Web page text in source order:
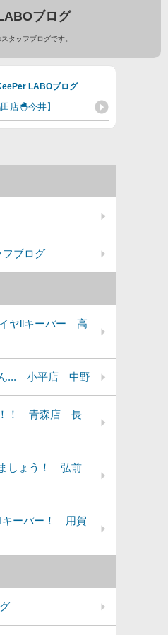
ブログ
タッフブログです。
LABOブログ
店🐣今井】
ヤllキーパー 高
ん... 小平店 中野
！！ 青森店 長
しょう！ 弘前
キーパー！ 用賀
フブログ